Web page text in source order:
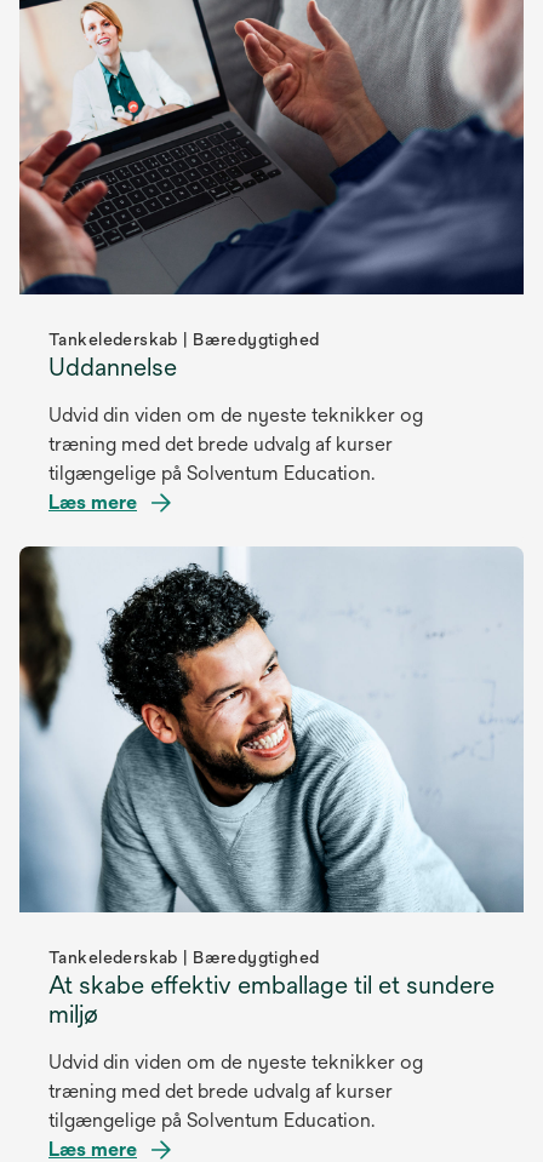
Tankelederskab | Bæredygtighed
Uddannelse
Udvid din viden om de nyeste teknikker og
træning med det brede udvalg af kurser
tilgængelige på Solventum Education.
Læs mere
Tankelederskab | Bæredygtighed
At skabe effektiv emballage til et sundere
miljø
Udvid din viden om de nyeste teknikker og
træning med det brede udvalg af kurser
tilgængelige på Solventum Education.
Læs mere